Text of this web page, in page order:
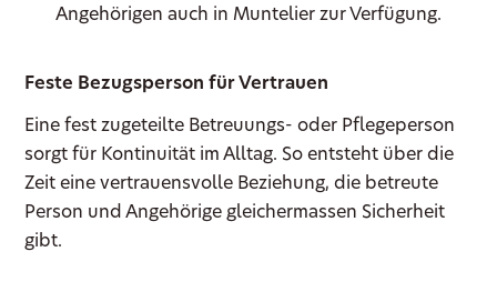
Angehörigen auch in Muntelier zur Verfügung.
Feste Bezugsperson für Vertrauen
Eine fest zugeteilte Betreuungs- oder Pflegeperson
sorgt für Kontinuität im Alltag. So entsteht über die
Zeit eine vertrauensvolle Beziehung, die betreute
Person und Angehörige gleichermassen Sicherheit
gibt.